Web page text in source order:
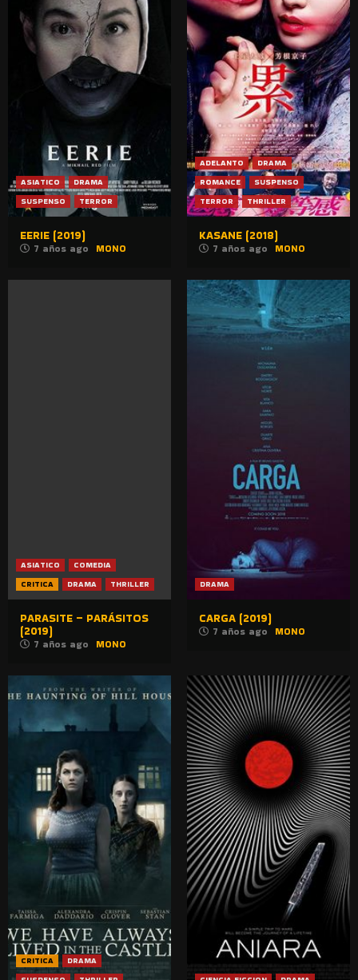
ASIATICO
DRAMA
SUSPENSO
TERROR
EERIE (2019)
7 años ago MONO
ADELANTO
DRAMA
ROMANCE
SUSPENSO
TERROR
THRILLER
KASANE (2018)
7 años ago MONO
ASIATICO
COMEDIA
CRITICA
DRAMA THRILLER
PARASITE – PARÁSITOS
(2019)
7 años ago MONO
DRAMA
CARGA (2019)
7 años ago MONO
CRITICA
DRAMA